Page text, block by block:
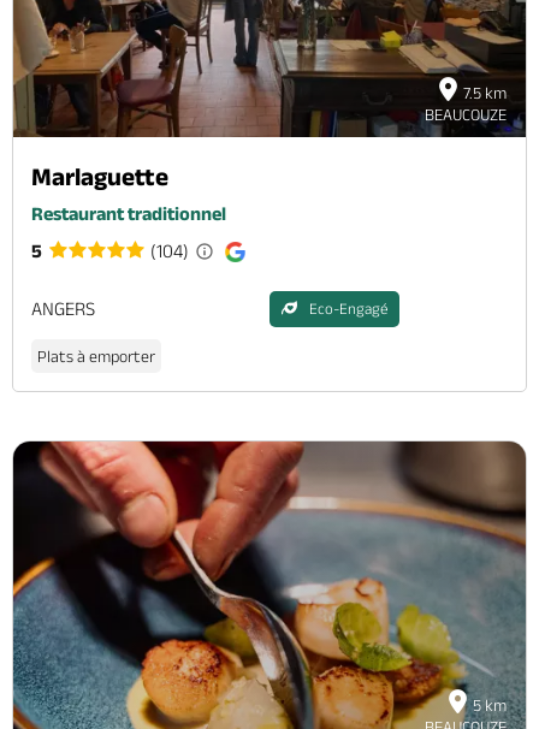
7.5 km
BEAUCOUZE
Marlaguette
Restaurant traditionnel
5
(104)
ANGERS Eco-Engagé
Plats à emporter
5 km